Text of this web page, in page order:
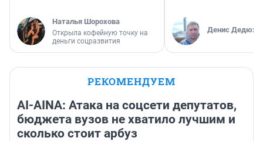
Наталья Шорохова
Открыла кофейную точку на
деньги соцразвития
Денис
РЕКОМЕНДУЕМ
AI-AINA: Атака на соцсети депутатов,
бюджета вузов не хватило лучшим и
сколько стоит арбуз